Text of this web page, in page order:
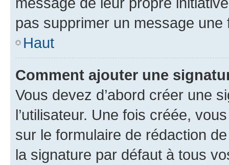
pas supprimer un message une
Haut
Comment ajouter une
Vous devez d’abord créer une
l’utilisateur. Une fois créée,
sur le formulaire de rédaction
la signature par défaut à tous